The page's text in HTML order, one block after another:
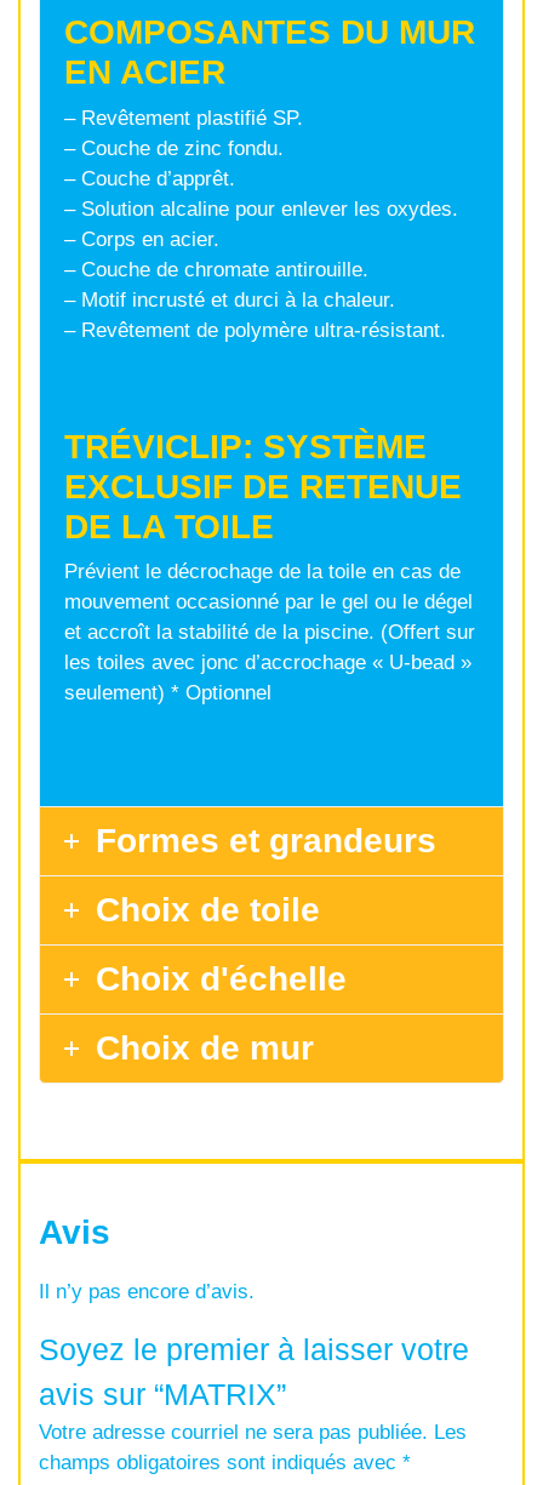
COMPOSANTES DU MUR
EN ACIER
– Revêtement plastifié SP.
– Couche de zinc fondu.
– Couche d’apprêt.
– Solution alcaline pour enlever les oxydes.
– Corps en acier.
– Couche de chromate antirouille.
– Motif incrusté et durci à la chaleur.
– Revêtement de polymère ultra-résistant.
TRÉVICLIP: SYSTÈME
EXCLUSIF DE RETENUE
DE LA TOILE
Prévient le décrochage de la toile en cas de
mouvement occasionné par le gel ou le dégel
et accroît la stabilité de la piscine. (Offert sur
les toiles avec jonc d’accrochage « U-bead »
seulement) * Optionnel
Formes et grandeurs
Choix de toile
Choix d'échelle
Choix de mur
Avis
Il n’y pas encore d’avis.
Soyez le premier à laisser votre
avis sur “MATRIX”
Votre adresse courriel ne sera pas publiée. Les
champs obligatoires sont indiqués avec *